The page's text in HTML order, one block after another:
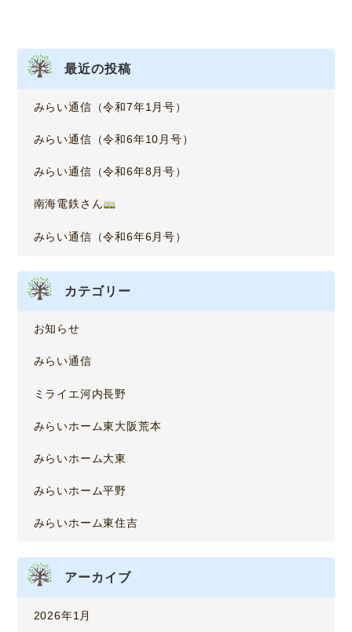
最近の投稿
みらい通信（令和7年1月号）
みらい通信（令和6年10月号）
みらい通信（令和6年8月号）
南海電鉄さん
みらい通信（令和6年6月号）
カテゴリー
お知らせ
みらい通信
ミライエ河内長野
みらいホーム東大阪荒本
みらいホーム大東
みらいホーム平野
みらいホーム東住吉
アーカイブ
2026年1月